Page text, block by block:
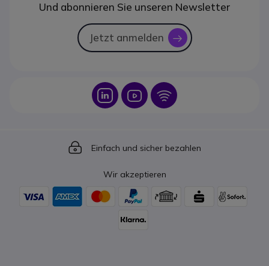
Und abonnieren Sie unseren Newsletter
Jetzt anmelden icon
Icon Icon Icon
Icon
Einfach und sicher bezahlen
Wir akzeptieren